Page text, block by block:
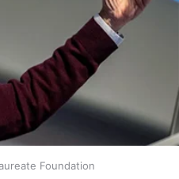
Foundation